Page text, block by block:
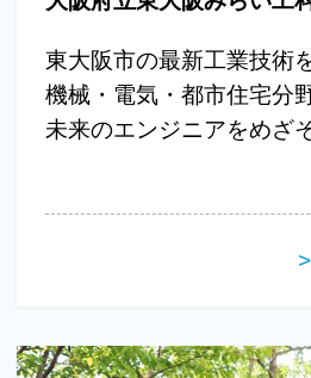
東大阪市の最新工業技術
機械・電気・都市住宅分
未来のエンジニアをめざ